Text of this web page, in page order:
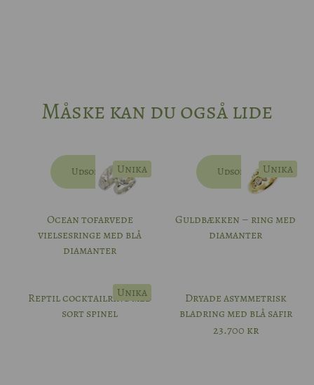
Måske kan du også lide
Udsolgt
Ocean tofarvede
vielsesringe med blå
diamanter
Unika Udsolgt
Guldbækken – ring med
diamanter
Unika
Reptil cocktailring med
sort spinel
Unika
Dryade asymmetrisk
bladring med blå safir
23.700 kr